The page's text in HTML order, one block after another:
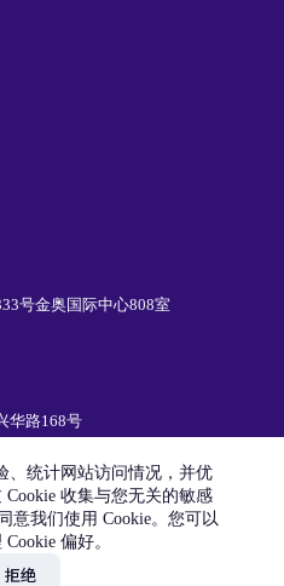
、统计网站访问情况，并优
收集与您无关的敏感
意我们使用 Cookie。您可以
偏好。
拒绝
号金奥国际中心808室
华路168号
司版权所有 © 2026 |